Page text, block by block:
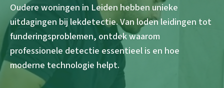
Oudere woningen in Leiden hebben unieke
uitdagingen bij lekdetectie. Van loden leidingen tot
funderingsproblemen, ontdek waarom
professionele detectie essentieel is en hoe
moderne technologie helpt.